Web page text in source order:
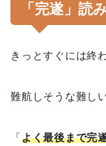
「完遂」読
きっとすぐには終
難航しそうな難し
「よく最後まで完